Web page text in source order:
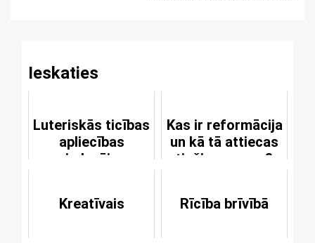
Ieskaties
Luteriskās ticības
apliecības
izdevēju
Kas ir reformācija
un kā tā attiecas
tieši uz mums?
Kreatīvais Rīcība brīvībā